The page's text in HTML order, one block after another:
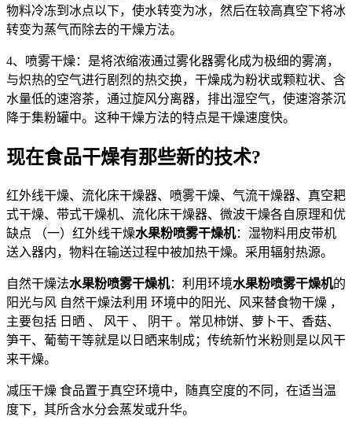
物料冷冻到冰点以下，使水转变为冰，然后在较高真空下将冰
转变为蒸气而除去的干燥方法。
4、喷雾干燥：是将浓缩液通过雾化器雾化成为极细的雾滴，
与炽热的空气进行剧烈的热交换，干燥成为粉状或颗粒状、含
水量低的速溶茶，通过旋风分离器，排出湿空气，使速溶茶沉
降于集粉罐中。这种干燥方法的特点是干燥速度快。
现在食品干燥有那些新的技术?
红外线干燥、流化床干燥器、喷雾干燥、气流干燥器、真空耙
式干燥、带式干燥机、流化床干燥器、微波干燥各自原理和优
缺点 （一）红外线干燥水果粉喷雾干燥机：湿物料用皮带机
送入器内，物料在输送过程中被加热干燥。采用辐射热源。
自然干燥法水果粉喷雾干燥机：利用环境水果粉喷雾干燥机的
阳光与风 自然干燥法利用 环境中的阳光、风来替食物干燥 ，
主要包括 日晒 、 风干 、 阴干 。常见柿饼、萝卜干、香菇、
笋干、葡萄干等就是以日晒来制成；传统新竹米粉则是以风干
来干燥。
减压干燥 食品置于真空环境中，随真空度的不同，在适当温
度下，其所含水分会蒸发或升华。